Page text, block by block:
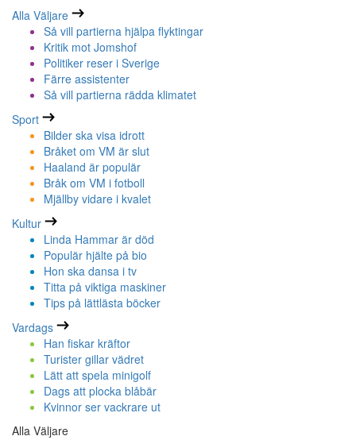
Alla Väljare
Så vill partierna hjälpa flyktingar
Kritik mot Jomshof
Politiker reser i Sverige
Färre assistenter
Så vill partierna rädda klimatet
Sport
Bilder ska visa idrott
Bråket om VM är slut
Haaland är populär
Bråk om VM i fotboll
Mjällby vidare i kvalet
Kultur
Linda Hammar är död
Populär hjälte på bio
Hon ska dansa i tv
Titta på viktiga maskiner
Tips på lättlästa böcker
Vardags
Han fiskar kräftor
Turister gillar vädret
Lätt att spela minigolf
Dags att plocka blåbär
Kvinnor ser vackrare ut
Alla Väljare